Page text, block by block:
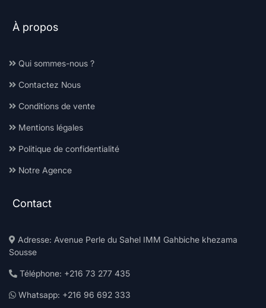
À propos
Qui sommes-nous ?
Contactez Nous
Conditions de vente
Mentions légales
Politique de confidentialité
Notre Agence
Contact
Adresse: Avenue Perle du Sahel IMM Gahbiche khezama
Sousse
Téléphone: +216 73 277 435
Whatsapp: +216 96 692 333